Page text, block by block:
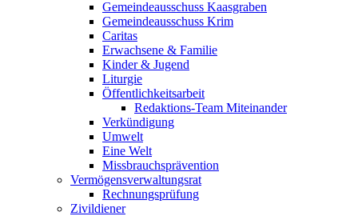
Gemeindeausschuss Kaasgraben
Gemeindeausschuss Krim
Caritas
Erwachsene & Familie
Kinder & Jugend
Liturgie
Öffentlichkeitsarbeit
Redaktions-Team Miteinander
Verkündigung
Umwelt
Eine Welt
Missbrauchsprävention
Vermögensverwaltungsrat
Rechnungsprüfung
Zivildiener